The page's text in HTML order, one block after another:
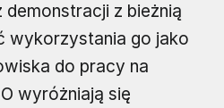
z bieżnią
wykorzystania go jako
do pracy na
wyróżniają się